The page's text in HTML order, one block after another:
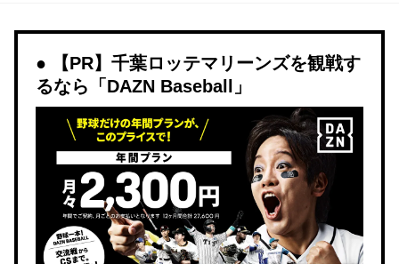
【PR】千葉ロッテマリーンズを観戦す
るなら「DAZN Baseball」